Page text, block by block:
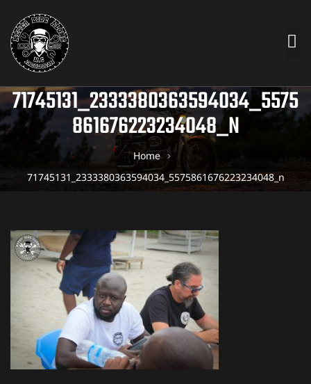
71745131_2333380363594034_5575
861676223234048_N
Home
71745131_2333380363594034_5575861676223234048_n